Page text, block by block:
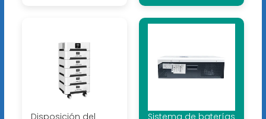
Disposición del
Sistema de baterías